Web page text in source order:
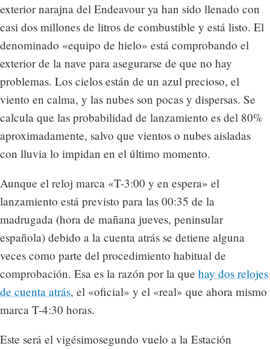
exterior narajna del Endeavour ya han sido llenado con
casi dos millones de litros de combustible y está listo. El
denominado «equipo de hielo» está comprobando el
exterior de la nave para asegurarse de que no hay
problemas. Los cielos están de un azul precioso, el
viento en calma, y las nubes son pocas y dispersas. Se
calcula que las probabilidad de lanzamiento es del 80%
aproximadamente, salvo que vientos o nubes aisladas
con lluvia lo impidan en el último momento.
Aunque el reloj marca «T-3:00 y en espera» el
lanzamiento está previsto para las 00:35 de la
madrugada (hora de mañana jueves, peninsular
española) debido a la cuenta atrás se detiene alguna
veces como parte del procedimiento habitual de
comprobación. Esa es la razón por la que hay dos relojes
de cuenta atrás, el «oficial» y el «real» que ahora mismo
marca T-4:30 horas.
Este será el vigésimosegundo vuelo a la Estación